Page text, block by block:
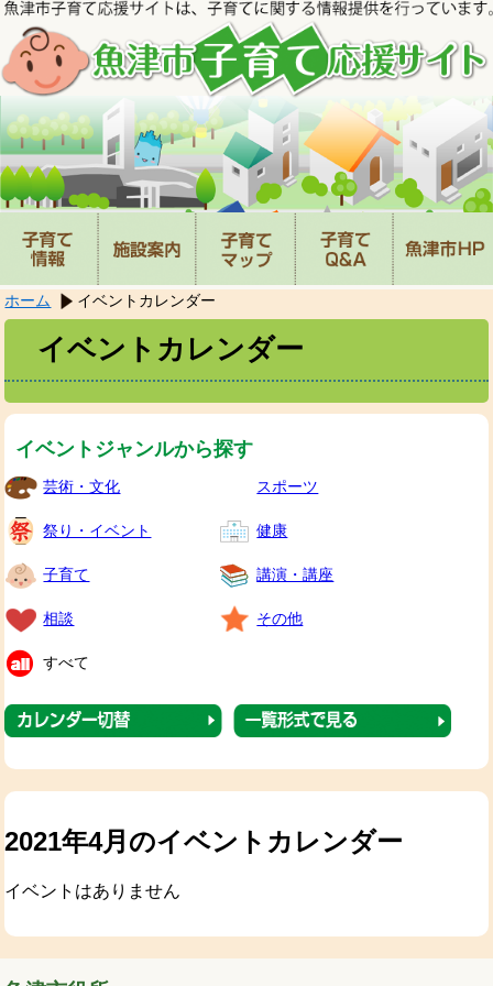
本
文
へ
移
動
し
ま
す。
ホーム イベントカレンダー
イベントカレンダー
イベントジャンルから探す
芸術・文化 スポーツ
祭り・イベント 健康
子育て 講演・講座
相談 その他
すべて
2021年4月のイベントカレンダー
イベントはありません